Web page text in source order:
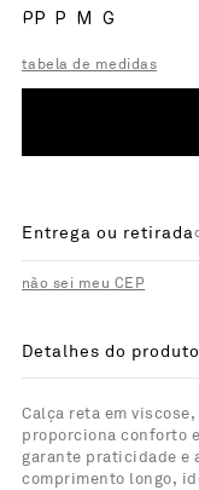
PP P M G
tabela de medidas
Entrega ou retirada
não sei meu CEP
Detalhes do produto
Calça reta em
proporciona conforto
garante praticidade e
comprimento longo,